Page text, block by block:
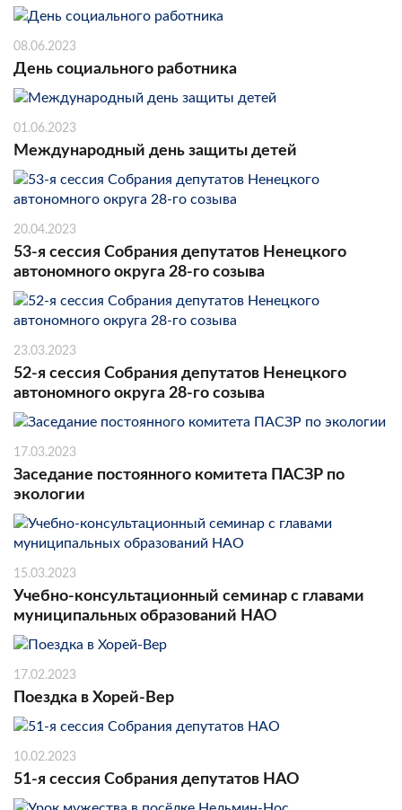
08.06.2023
День социального работника
01.06.2023
Международный день защиты детей
20.04.2023
53-я сессия Собрания депутатов Ненецкого
автономного округа 28-го созыва
23.03.2023
52-я сессия Собрания депутатов Ненецкого
автономного округа 28-го созыва
17.03.2023
Заседание постоянного комитета ПАСЗР по
экологии
15.03.2023
Учебно-консультационный семинар с главами
муниципальных образований НАО
17.02.2023
Поездка в Хорей-Вер
10.02.2023
51-я сессия Собрания депутатов НАО